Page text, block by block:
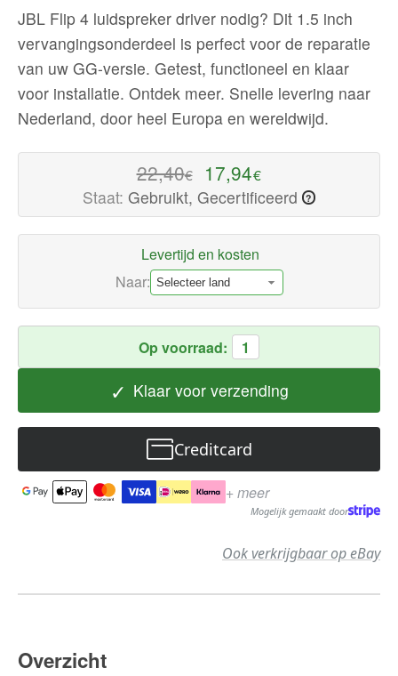
Driver
Inch
Vervangingsdeel
-
Hoogwaardige
onderdelen
Nu
beschikbaar
verzending
JBL Flip 4 luidspreker driver nodig? Dit 1.5 inch
vervangingsonderdeel is perfect voor de reparatie
van uw GG-versie. Getest, functioneel en klaar
voor installatie. Ontdek meer. Snelle levering naar
Nederland, door heel Europa en wereldwijd.
22,40€ 17,94€
Staat: Gebruikt, Gecertificeerd ?
Levertijd en kosten
Naar:
Op voorraad: 1
✓ Klaar voor verzending
Creditcard
+ meer
Mogelijk gemaakt door
Ook verkrijgbaar op eBay
Overzicht